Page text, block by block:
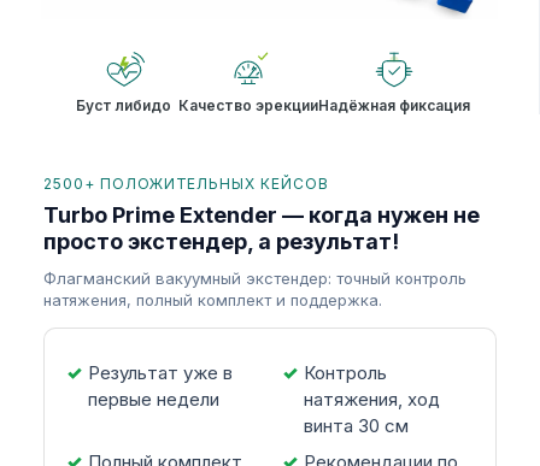
Буст либидо Качество эрекцииНадёжная фиксация
2500+ ПОЛОЖИТЕЛЬНЫХ КЕЙСОВ
Turbo Prime Extender — когда нужен не
просто экстендер, а результат!
Флагманский вакуумный экстендер: точный контроль
натяжения, полный комплект и поддержка.
Результат уже в
первые недели
Контроль
натяжения, ход
винта 30 см
Полный комплект
Рекомендации по